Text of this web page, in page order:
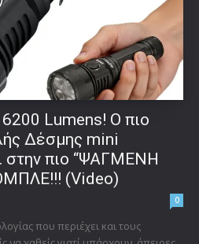
Lumens! Ο πιο
Δέσμης mini
στην πιο “ΨΑΓΜΕΝΗ
(Video)
0
που περιέχει και τους